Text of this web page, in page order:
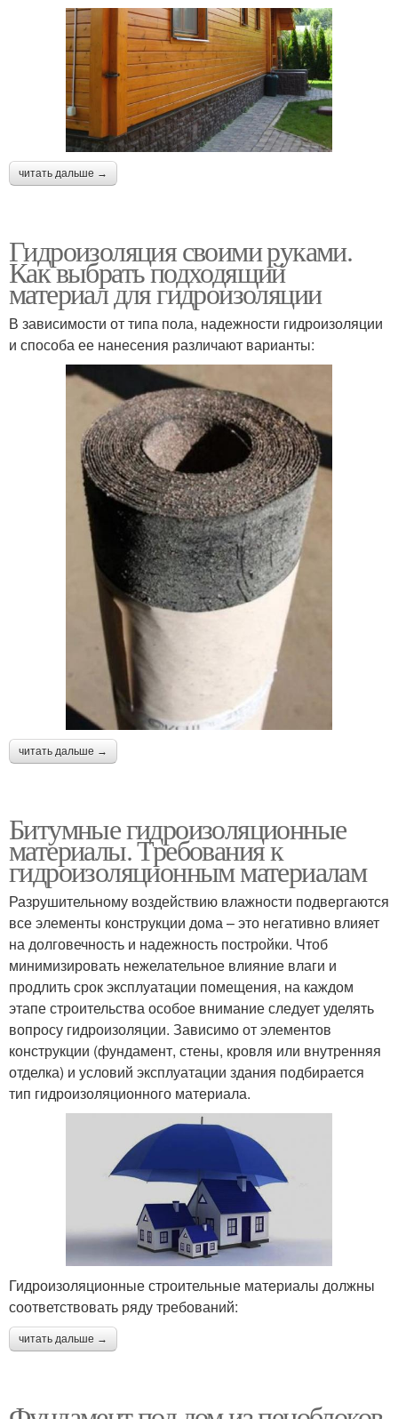
читать дальше →
Гидроизоляция своими руками.
Как выбрать подходящий
материал для гидроизоляции
В зависимости от типа пола, надежности гидроизоляции
и способа ее нанесения различают варианты:
читать дальше →
Битумные гидроизоляционные
материалы. Требования к
гидроизоляционным материалам
Разрушительному воздействию влажности подвергаются
все элементы конструкции дома – это негативно влияет
на долговечность и надежность постройки. Чтоб
минимизировать нежелательное влияние влаги и
продлить срок эксплуатации помещения, на каждом
этапе строительства особое внимание следует уделять
вопросу гидроизоляции. Зависимо от элементов
конструкции (фундамент, стены, кровля или внутренняя
отделка) и условий эксплуатации здания подбирается
тип гидроизоляционного материала.
Гидроизоляционные строительные материалы должны
соответствовать ряду требований:
читать дальше →